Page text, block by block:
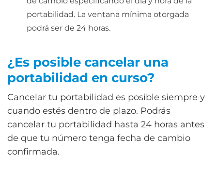
portabilidad. La ventana mínima otorgada
podrá ser de 24 horas.
¿Es posible cancelar una
portabilidad en curso?
Cancelar tu portabilidad es posible siempre y
cuando estés dentro de plazo. Podrás
cancelar tu portabilidad hasta 24 horas antes
de que tu número tenga fecha de cambio
confirmada.